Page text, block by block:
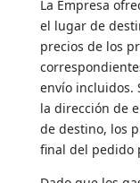
La Empresa
el lugar de
precios de los
envío incluidos.
la dirección de
de destino, los
final del pedido